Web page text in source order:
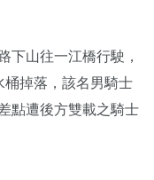
下山往一江橋行駛，
掉落，該名男騎士
點遭後方雙載之騎士